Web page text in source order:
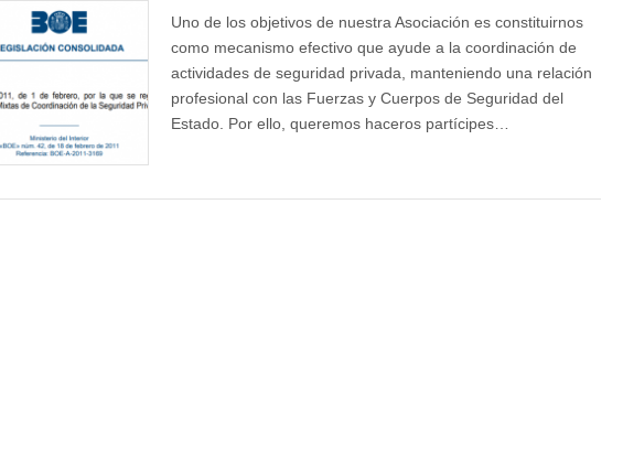
Uno de los objetivos de nuestra Asociación es constituirnos
como mecanismo efectivo que ayude a la coordinación de
actividades de seguridad privada, manteniendo una relación
profesional con las Fuerzas y Cuerpos de Seguridad del
Estado. Por ello, queremos haceros partícipes…